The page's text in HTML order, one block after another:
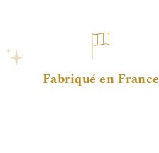
Fabriqué en France